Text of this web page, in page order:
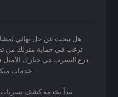
هل تبحث عن حل نهائي
ترغب في حماية منزلك من
درع التسرب هي خيارك
نبدأ بخدمة كشف تسربات